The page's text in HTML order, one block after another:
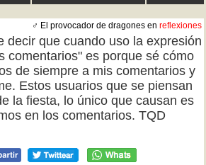
♂ El provocador de dragones en reflexiones
decir que cuando uso la expresión
comentarios" es porque sé cómo
de siempre a mis comentarios y
Estos usuarios que se piensan
la fiesta, lo único que causan es
en los comentarios. TQD